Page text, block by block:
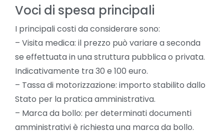
Voci di spesa principali
I principali costi da considerare sono:
– Visita medica: il prezzo può variare a seconda
se effettuata in una struttura pubblica o privata.
Indicativamente tra 30 e 100 euro.
– Tassa di motorizzazione: importo stabilito dallo
Stato per la pratica amministrativa.
– Marca da bollo: per determinati documenti
amministrativi è richiesta una marca da bollo.